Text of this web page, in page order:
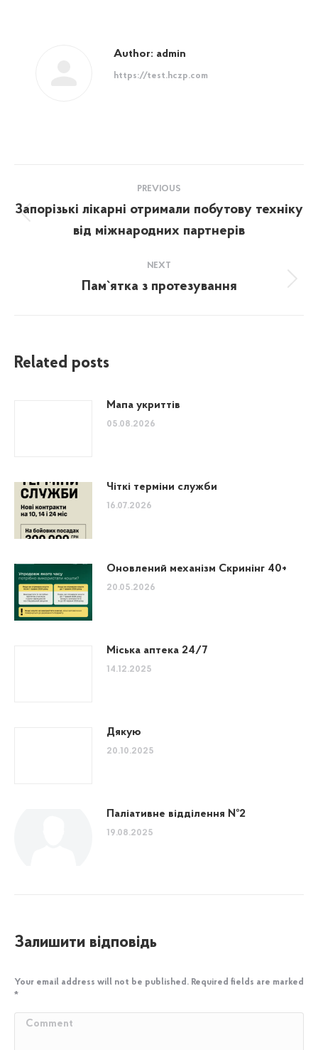
Author: admin
https://test.hczp.com
navigation
PREVIOUS
post:
Запорізькі лікарні отримали побутову техніку
від міжнародних партнерів
NEXT
Next
Пам`ятка з протезування
Related posts
Мапа укриттів
05.08.2026
Чіткі терміни служби
16.07.2026
Оновлений механізм Скринінг 40+
20.05.2026
Міська аптека 24/7
14.12.2025
Дякую
20.10.2025
Паліативне відділення №2
19.08.2025
Залишити відповідь
Your email address will not be published. Required fields are marked
*
Comment